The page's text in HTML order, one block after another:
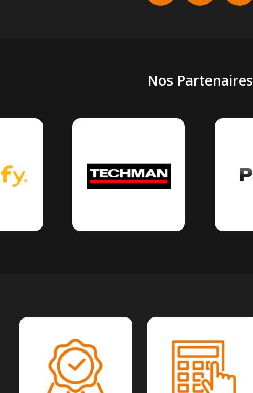
Nos Partenaires